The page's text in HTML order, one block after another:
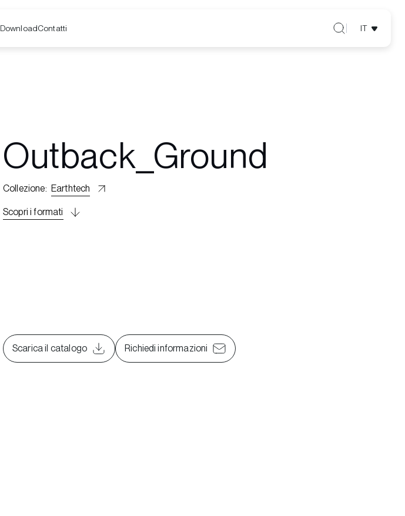
DownloadContatti IT
Outback_Ground
Collezione: Earthtech
Scopri i formati
Scarica il catalogo Richiedi informazioni